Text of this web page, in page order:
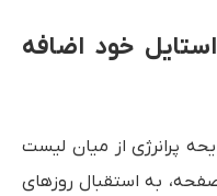
خود اضافه
پرانرژی از میان لیست
به استقبال روزهای